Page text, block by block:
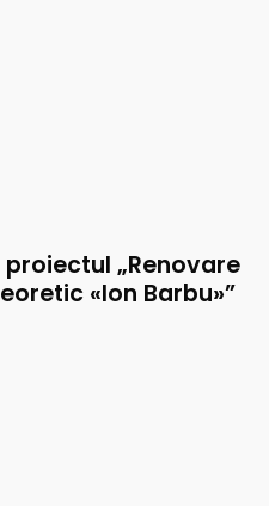
„Renovare
«Ion Barbu»”